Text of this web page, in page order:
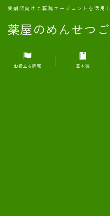
薬屋のめんせつ
薬剤師向けに転職エージェントを活用
MENU
1.転職エージェントとは何
お役立ち情報 基本編